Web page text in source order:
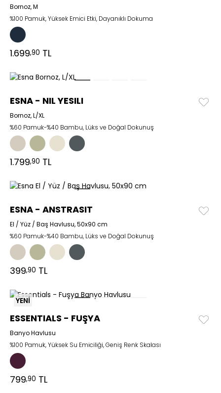
Bornoz, M
%100 Pamuk, Yüksek Emici Etki, Dayanıklı Dokuma
1.699,90 TL
ESNA - NIL YESILI
Bornoz, L/XL
%60 Pamuk-%40 Bambu, Lüks ve Doğal Dokunuş
1.799,90 TL
ESNA - ANSTRASIT
El / Yüz / Baş Havlusu, 50x90 cm
%60 Pamuk-%40 Bambu, Lüks ve Doğal Dokunuş
399,90 TL
YENİ
ESSENTIALS - FUŞYA
Banyo Havlusu
%100 Pamuk, Yüksek Su Emiciliği, Geniş Renk Skalası
799,90 TL